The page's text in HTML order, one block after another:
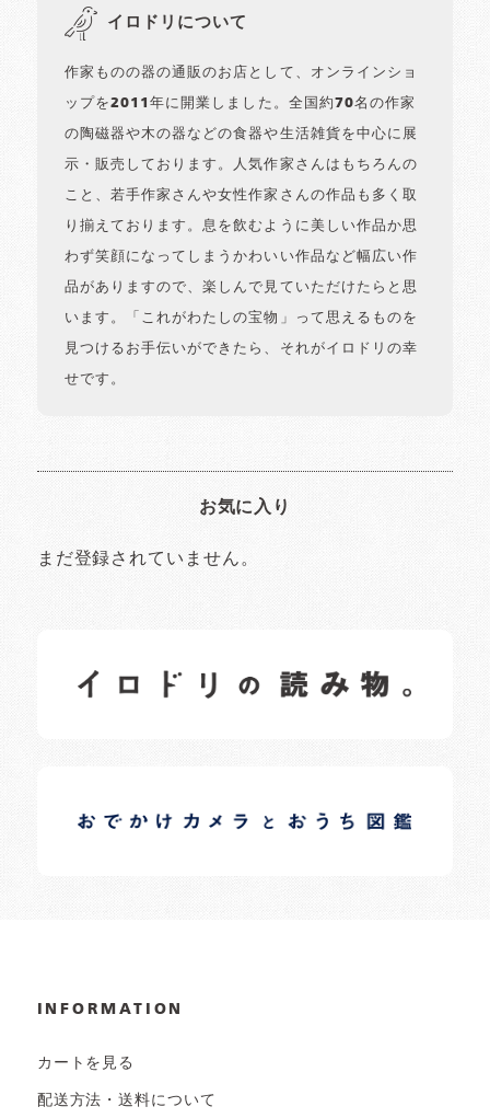
イロドリについて
作家ものの器の通販のお店として、オンラインショ
ップを2011年に開業しました。全国約70名の作家
の陶磁器や木の器などの食器や生活雑貨を中心に展
示・販売しております。人気作家さんはもちろんの
こと、若手作家さんや女性作家さんの作品も多く取
り揃えております。息を飲むように美しい作品か思
わず笑顔になってしまうかわいい作品など幅広い作
品がありますので、楽しんで見ていただけたらと思
います。「これがわたしの宝物」って思えるものを
見つけるお手伝いができたら、それがイロドリの幸
せです。
お気に入り
まだ登録されていません。
日常の様子など随時更新中です。
日常の様子など随時更新中です。
INFORMATION
カートを見る
配送方法・送料について